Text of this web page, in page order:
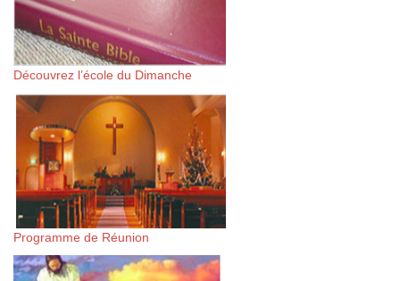
Découvrez l’école du Dimanche
Programme de Réunion